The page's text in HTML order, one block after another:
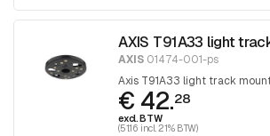
AXIS T91A33 light
AXIS 01474-001-ps
Axis T91A33 light track
€ 42.28
excl. BTW
(51.16 incl. 21% BTW)